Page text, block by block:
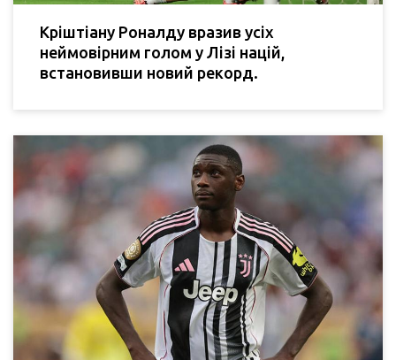
Кріштіану Роналду вразив усіх
неймовірним голом у Лізі націй,
встановивши новий рекорд.